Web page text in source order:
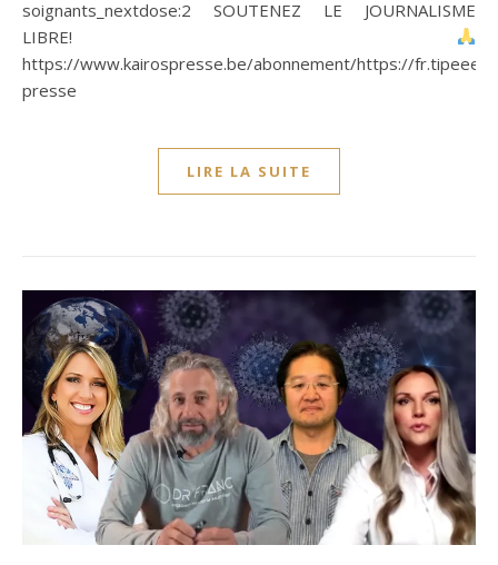
soignants_nextdose:2 SOUTENEZ LE JOURNALISME
LIBRE!
https://www.kairospresse.be/abonnement/https://
presse
LIRE LA SUITE